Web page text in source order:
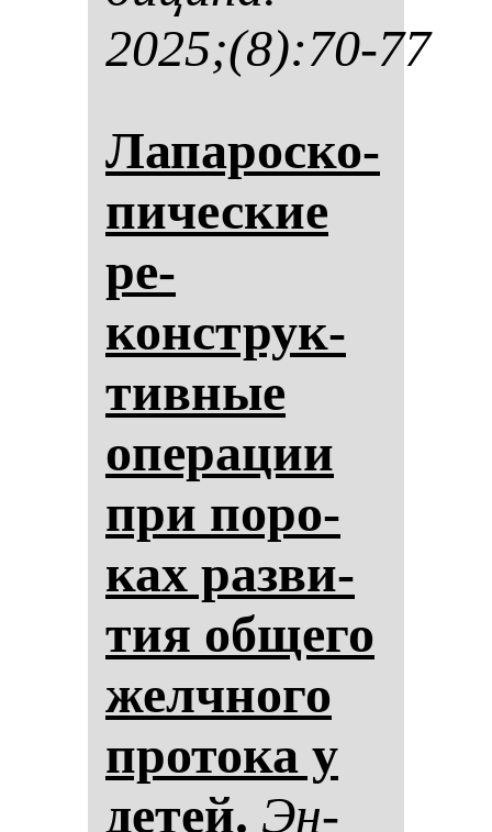
2025;(8):70-77
Ла­па­рос­ко­
пи­чес­кие
ре­
конструк­
тив­ные
опе­ра­ции
при по­ро­
ках раз­ви­
тия об­ще­го
жел­чно­го
про­то­ка у
де­тей. Эн­